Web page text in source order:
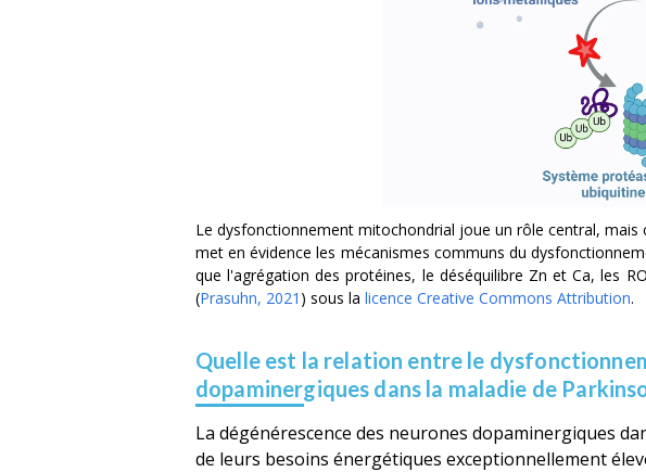
Le dysfonctionnement mitochondrial joue un rôle central,
met en évidence les mécanismes communs du
que l'agrégation des protéines, le déséquilibre Zn et Ca, les
(Prasuhn, 2021 ) sous la licence Creative Commons Attribution.
Quelle est la relation entre le
dopaminergiques dans la maladie de
La dégénérescence des neurones dopaminergiques
de leurs besoins énergétiques exceptionnellement